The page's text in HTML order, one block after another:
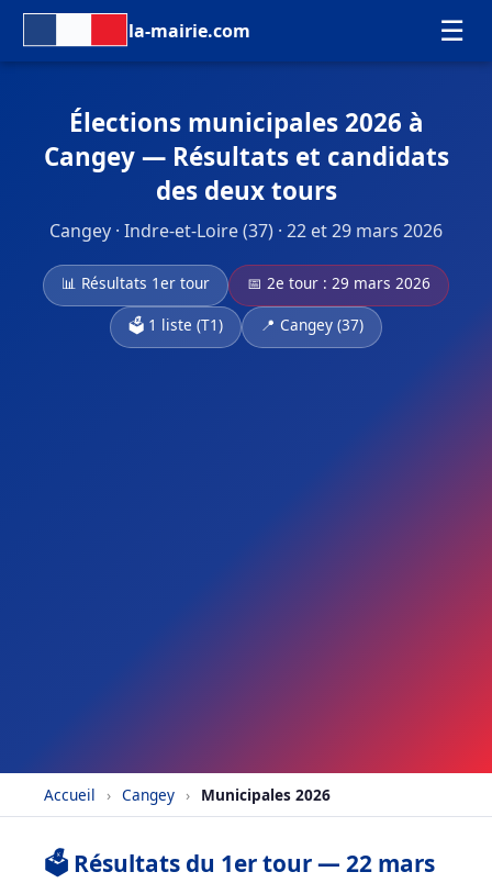
la-mairie.com ☰
Élections municipales 2026 à
Cangey — Résultats et candidats
des deux tours
Cangey · Indre-et-Loire (37) · 22 et 29 mars 2026
📊 Résultats 1er tour
📅 2e tour : 29 mars 2026
🗳️ 1 liste (T1)
📍 Cangey (37)
Accueil › Cangey › Municipales 2026
🗳️ Résultats du 1er tour — 22 mars